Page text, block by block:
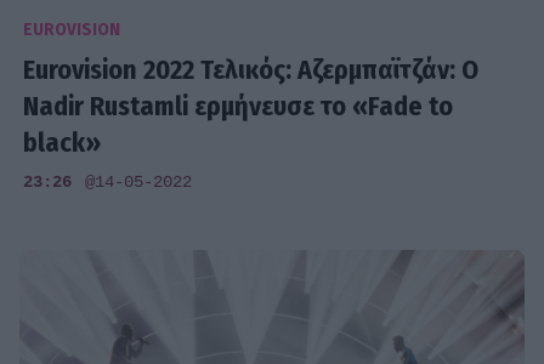
EUROVISION
Eurovision 2022 Τελικός: Αζερμπαϊτζάν: Ο
Nadir Rustamli ερμήνευσε το «Fade to
black»
23:26 @14-05-2022